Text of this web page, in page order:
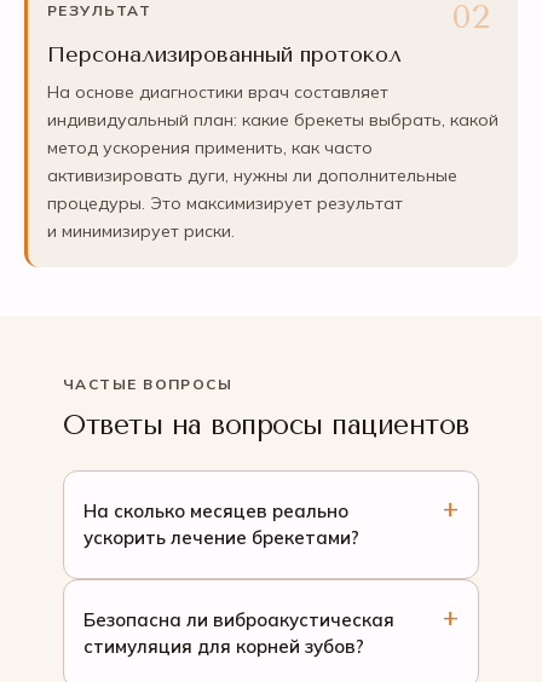
РЕЗУЛЬТАТ
Персонализированный протокол
На основе диагностики врач составляет
индивидуальный план: какие брекеты выбрать, какой
метод ускорения применить, как часто
активизировать дуги, нужны ли дополнительные
процедуры. Это максимизирует результат
и минимизирует риски.
ЧАСТЫЕ ВОПРОСЫ
Ответы на вопросы пациентов
На сколько месяцев реально
ускорить лечение брекетами?
Безопасна ли виброакустическая
стимуляция для корней зубов?